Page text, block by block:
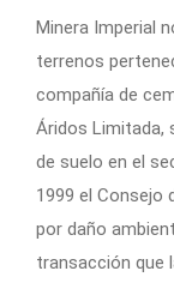
Minera Imperial
terrenos
compañía de
Áridos Limitada,
de suelo en el
1999 el Consejo
por daño
transacción que